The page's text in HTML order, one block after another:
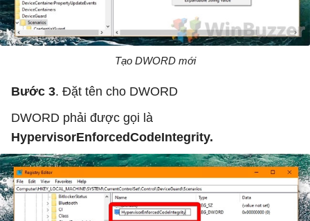
Tạo DWORD mới
Bước 3. Đặt tên cho DWORD
DWORD phải được gọi là
HypervisorEnforcedCodeIntegrity.